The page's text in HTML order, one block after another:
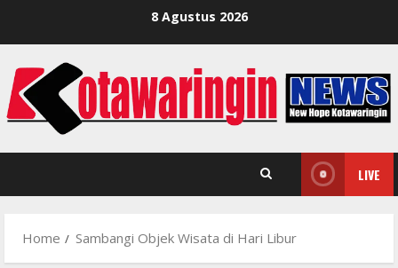
8 Agustus 2026
LIVE
Home Sambangi Objek Wisata di Hari Libur